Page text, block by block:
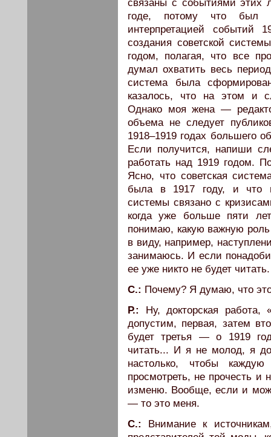
связаны с событиями этих
годе, потому что был
интерпретацией событий
создания советской
годом, полагая, что все
думал охватить весь
система была
казалось, что на этом и
Однако моя жена —
объема не следует
1918–1919 годах большего
Если получится, напиши
работать над 1919 годом.
Ясно, что советская
была в 1917 году, и что
системы связано с
когда уже больше пяти
понимаю, какую важную
в виду, например,
занимаюсь. И если
ее уже никто не будет
С.: Почему? Я думаю, что
Р.:
Ну, докторская работа,
допустим, первая, затем
будет третья — о 1919
читать... И я не молод, я
настолько, чтобы
просмотреть, не прочесть и
изменю. Вообще, если и
— то это меня.
С.:
Внимание к